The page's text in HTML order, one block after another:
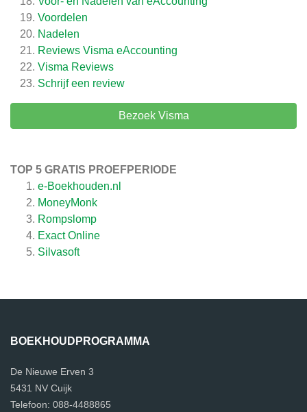
Voordelen
Nadelen
Reviews Visma eAccounting
Visma Reviews
Schrijf een review
Bezoek Visma
TOP 5 GRATIS PROEFPERIODE
e-Boekhouden.nl
MoneyMonk
Rompslomp
Exact Online
Silvasoft
BOEKHOUDPROGRAMMA
De Nieuwe Erven 3
5431 NV Cuijk
Telefoon: 088-4488865